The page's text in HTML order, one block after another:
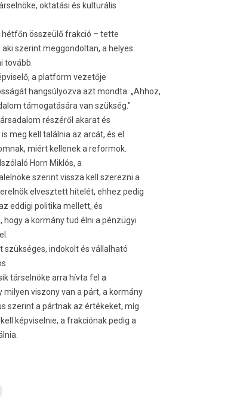
oktatási és kulturális
összeülő frakció – tette
szerint meggondoltan, a helyes
tovább.
a platform vezetője
hangsúlyozva azt mondta: „Ahhoz,
támogatására van szükség.”
részéről akarat és
meg kell találnia az arcát, és el
miért kellenek a reformok.
Horn Miklós, a
szerint vissza kell szerezni a
elvesztett hitelét, ehhez pedig
eddigi politika mellett, és
a kormány tud élni a pénzügyi
szükséges, indokolt és vállalható
társelnöke arra hívta fel a
viszony van a párt, a kormány
szerint a pártnak az értékeket, míg
képviselnie, a frakciónak pedig a